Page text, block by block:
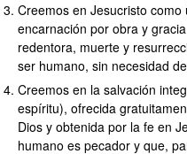
Creemos en Jesucristo
encarnación por obra y
redentora, muerte y
ser humano, sin necesidad
Creemos en la salvación
espíritu), ofrecida
Dios y obtenida por la fe en
humano es pecador y que,